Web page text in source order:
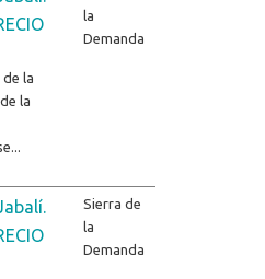
de la
la
la
Demanda
Sierra de
la
Demanda